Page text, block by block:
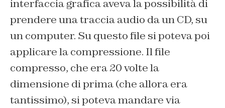
interfaccia grafica aveva la possibilità di
prendere una traccia audio da un CD, su
un computer. Su questo file si poteva poi
applicare la compressione. Il file
compresso, che era 20 volte la
dimensione di prima (che allora era
tantissimo), si poteva mandare via